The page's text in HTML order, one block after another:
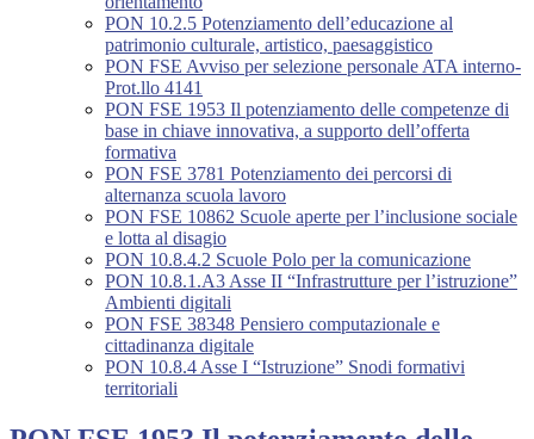
PON 10.2.5 Potenziamento dell’educazione al
patrimonio culturale, artistico, paesaggistico
PON FSE Avviso per selezione personale ATA interno-
Prot.llo 4141
PON FSE 1953 Il potenziamento delle competenze di
base in chiave innovativa, a supporto dell’offerta
formativa
PON FSE 3781 Potenziamento dei percorsi di
alternanza scuola lavoro
PON FSE 10862 Scuole aperte per l’inclusione sociale
e lotta al disagio
PON 10.8.4.2 Scuole Polo per la comunicazione
PON 10.8.1.A3 Asse II “Infrastrutture per l’istruzione”
Ambienti digitali
PON FSE 38348 Pensiero computazionale e
cittadinanza digitale
PON 10.8.4 Asse I “Istruzione” Snodi formativi
territoriali